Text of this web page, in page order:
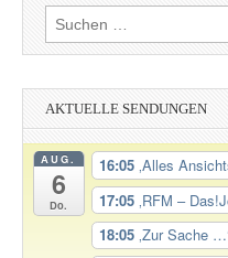
Suchen
nach:
AKTUELLE SENDUNGEN
AUG.
6
Do.
16:05 ‚Alles
17:05 ‚RFM –
18:05 ‚Zur Sache